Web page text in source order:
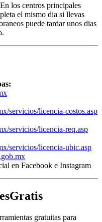
En los centros principales
el mismo dia si llevas
puede tardar unos dias
servicios/licencia-costos.asp
servicios/licencia-req.asp
servicios/licencia-ubic.asp
en Facebook e Instagram
gratuitas para